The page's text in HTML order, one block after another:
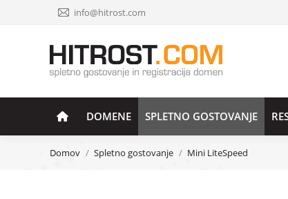
info@hitrost.com
DOMENE SPLETNO GOSTOVANJE
You are here:
Domov Spletno gostovanje Mini LiteSpeed